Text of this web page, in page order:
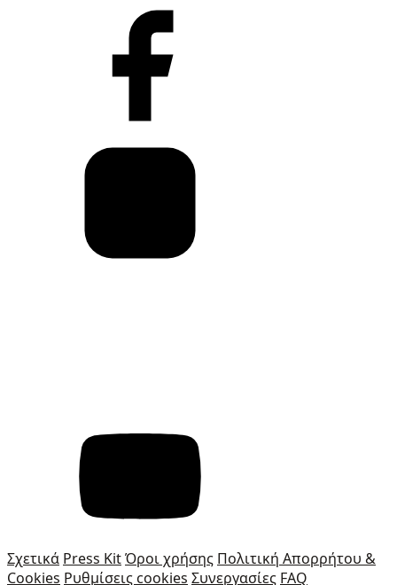
Σχετικά Press KitΌροι χρήσης Πολιτική Απορρήτου &
Cookies Ρυθμίσεις cookies Συνεργασίες FAQ